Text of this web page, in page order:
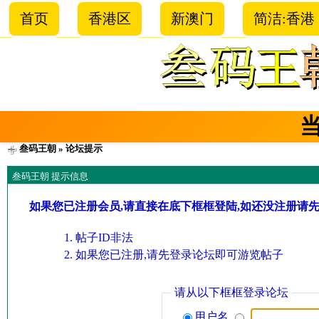
首页 香港区 新澳门 简洁:香港
叁码王朝 » 论坛提示
叁码王朝 提示信息
如果您已注册会员,请直接在底下框框登陆,如还没注册请
帖子ID非法
如果您已注册,请先登录论坛即可游览帖子
请从以下框框登录论坛
用户名